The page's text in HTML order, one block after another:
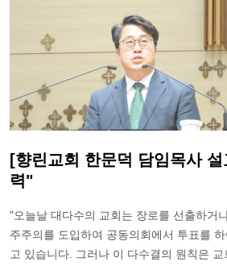
[향린교회 한문덕 담임목사
력"
"오늘날 대다수의 교회는 장로를 선출하거
주주의를 도입하여 공동의회에서 투표를
고 있습니다. 그러나 이 다수결의 원칙은